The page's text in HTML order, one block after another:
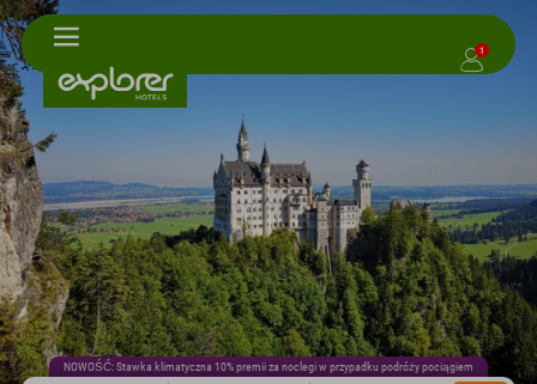
1
NOWOŚĆ: Stawka klimatyczna 10% premii za noclegi w przypadku podróży pociągiem